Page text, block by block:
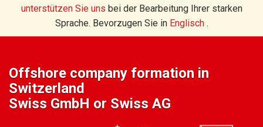
unterstützen Sie uns bei der Bearbeitung Ihrer starken
Sprache. Bevorzugen Sie in Englisch.
Offshore company formation in
Switzerland
Swiss GmbH or Swiss AG